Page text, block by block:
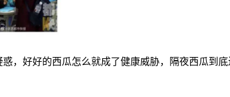
，好好的西瓜怎么就成了健康威胁，隔夜西瓜到底